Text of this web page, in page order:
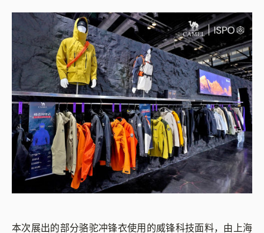
本次展出的部分骆驼冲锋衣使用的威锋科技面料，由上海